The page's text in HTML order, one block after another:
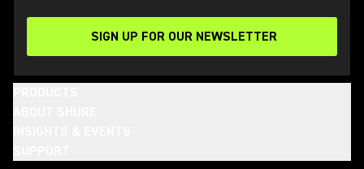
SIGN UP FOR OUR NEWSLETTER
(Opens in a new tab)